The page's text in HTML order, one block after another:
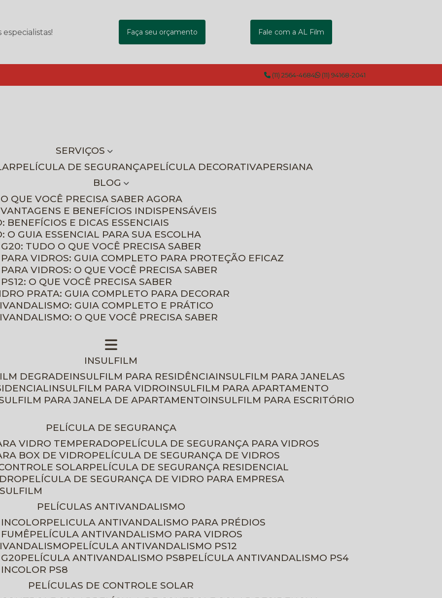
Faça seu orçamento Fale com a AL Film
(11) 2564-4684 (11) 94168-2041
SERVIÇOS
PELÍCULA DE SEGURANÇA PELÍCULA DECORATIVA
PERSIANA
BLOG
QUE VOCÊ PRECISA SABER AGORA
E BENEFÍCIOS INDISPENSÁVEIS
BENEFÍCIOS E DICAS ESSENCIAIS
O GUIA ESSENCIAL PARA SUA ESCOLHA
TUDO O QUE VOCÊ PRECISA SABER
VIDROS: GUIA COMPLETO PARA PROTEÇÃO EFICAZ
VIDROS: O QUE VOCÊ PRECISA SABER
O QUE VOCÊ PRECISA SABER
PRATA: GUIA COMPLETO PARA DECORAR
GUIA COMPLETO E PRÁTICO
O QUE VOCÊ PRECISA SABER
INSULFILM
DEGRADE INSULFILM PARA RESIDÊNCIA INSULFILM PARA JANELAS
INSULFILM PARA VIDRO INSULFILM PARA APARTAMENTO
PARA JANELA DE APARTAMENTO INSULFILM PARA ESCRITÓRIO
PELÍCULA DE SEGURANÇA
VIDRO TEMPERADO
PELÍCULA DE SEGURANÇA PARA VIDROS
BOX DE VIDRO
PELÍCULA DE SEGURANÇA DE VIDROS
SOLAR
PELÍCULA DE SEGURANÇA RESIDENCIAL
PELÍCULA DE SEGURANÇA DE VIDRO PARA EMPRESA
PELÍCULAS ANTIVANDALISMO
PELICULA ANTIVANDALISMO PARA PRÉDIOS
PELÍCULA ANTIVANDALISMO PARA VIDROS
PELÍCULA ANTIVANDALISMO PS12
PELÍCULA ANTIVANDALISMO PS8
PELÍCULA ANTIVANDALISMO PS4
PS8
PELÍCULAS DE CONTROLE SOLAR